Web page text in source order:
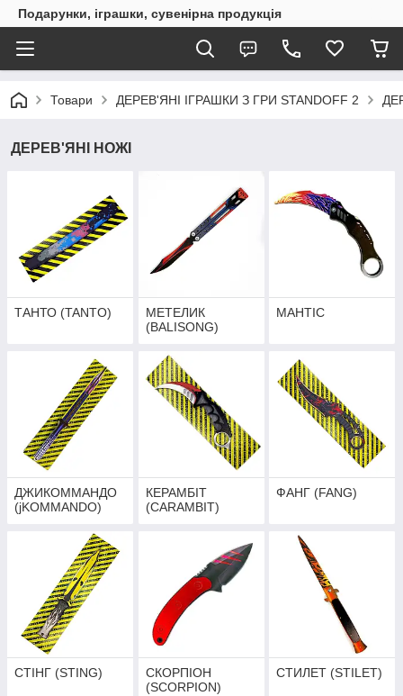
Подарунки, іграшки, сувенірна продукція
Товари ДЕРЕВ'ЯНІ ІГРАШКИ З ГРИ STANDOFF 2
ДЕРЕВ'ЯНІ НОЖІ
ТАНТО (TANTO)
МЕТЕЛИК
(BALISONG)
МАНТІС
ДЖИКОММАНДО
(jKOMMANDO)
КЕРАМБІТ
(CARAMBIT)
ФАНГ (FANG)
СТІНГ (STING)
СКОРПІОН
(SCORPION)
СТИЛЕТ (STILET)